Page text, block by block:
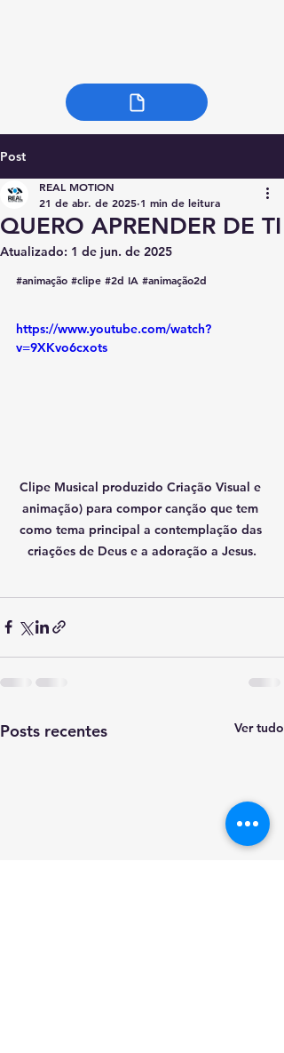
Post
QUERO APRENDER DE TI
REAL MOTION
21 de abr. de 2025 1 min de leitura
Atualizado: 1 de jun. de 2025
#animação #clipe #2d IA #animação2d
https://www.youtube.com/watch?
v=9XKvo6cxots
Clipe Musical produzido Criação Visual e
animação) para compor canção que tem
como tema principal a contemplação das
criações de Deus e a adoração a Jesus.
Posts recentes Ver tudo